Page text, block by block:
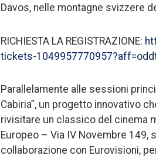
Davos, nelle montagne svizzere
RICHIESTA LA REGISTRAZIONE:
tickets-
Parallelamente alle sessioni
Cabiria”, un progetto innovativo
rivisitare un classico del cinema
Europeo – Via IV Novembre 149,
collaborazione con Eurovisioni,